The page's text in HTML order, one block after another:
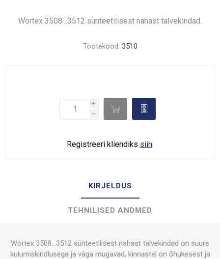
Wortex 3508…3512 sünteetilisest nahast talvekindad.
Tootekood: 3510
i
h
d 
Registreeri kliendiks siin.
KIRJELDUS
TEHNILISED ANDMED
Wortex 3508…3512 sünteetilisest nahast talvekindad on suure
kulumiskindlusega ja väga mugavad, kinnastel on õhukesest ja